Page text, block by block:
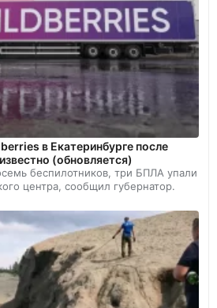
в Екатеринбурге после
(обновляется)
беспилотников, три БПЛА упали
центра, сообщил губернатор.